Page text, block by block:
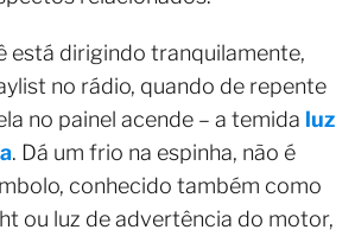
está dirigindo tranquilamente,
no rádio, quando de repente
no painel acende – a temida luz
. Dá um frio na espinha, não é
conhecido também como
ou luz de advertência do motor,